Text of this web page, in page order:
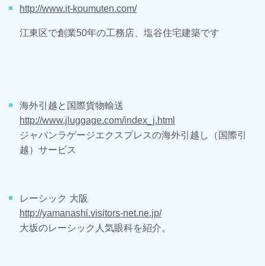
http://www.it-koumuten.com/
江東区で創業50年の工務店、塩谷住宅建築です
海外引越と国際貨物輸送
http://www.jluggage.com/index_j.html
ジャパンラゲージエクスプレスの海外引越し（国際引
越）サービス
レーシック 大阪
http://yamanashi.visitors-net.ne.jp/
大坂のレーシック人気眼科を紹介。